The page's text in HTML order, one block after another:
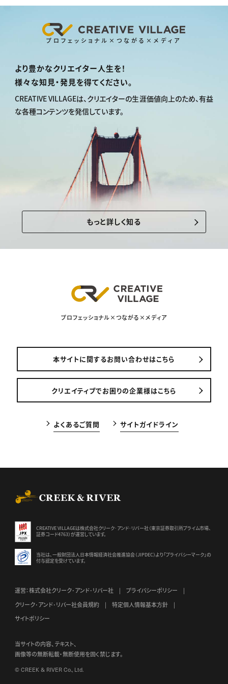
プロフェッショナル×つながる×メディア
より豊かなクリエイター人生を！
様々な知見・発見を得てください。
CREATIVE VILLAGEは、クリエイターの生涯価値向上のため、有益
な各種コンテンツを発信しています。
もっと詳しく知る
プロフェッショナル×つながる×メディア
本サイトに関するお問い合わせはこちら
クリエイティブでお困りの企業様はこちら
よくあるご質問 サイトガイドライン
CREATIVE VILLAGEは株式会社クリーク･アンド･リバー社（東京証券取引所プライム市場、
証券コード4763）が運営しています。
当社は、一般財団法人日本情報経済社会推進協会（JIPDEC）より 「プライバシーマーク」の
付与認定を受けています。
運営：株式会社クリーク･アンド･リバー社
プライバシーポリシー
クリーク･アンド･リバー社会員規約
特定個人情報基本方針
サイトポリシー
当サイトの内容、テキスト、
画像等の無断転載・無断使用を固く禁じます。
© CREEK & RIVER Co., Ltd.